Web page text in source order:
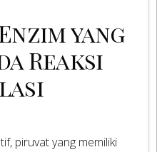
yang
Reaksi
piruvat yang memiliki